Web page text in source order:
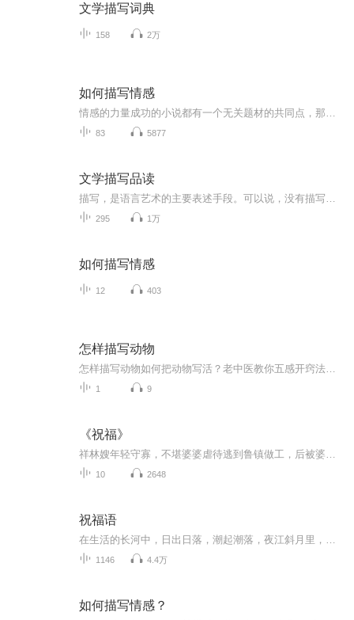
文学描写词典
158 2万
如何描写情感
83 5877
文学描写品读
295 1万
如何描写情感
12 403
怎样描写动物
1 9
《祝福》
10 2648
祝福语
1146 4.4万
如何描写情感？